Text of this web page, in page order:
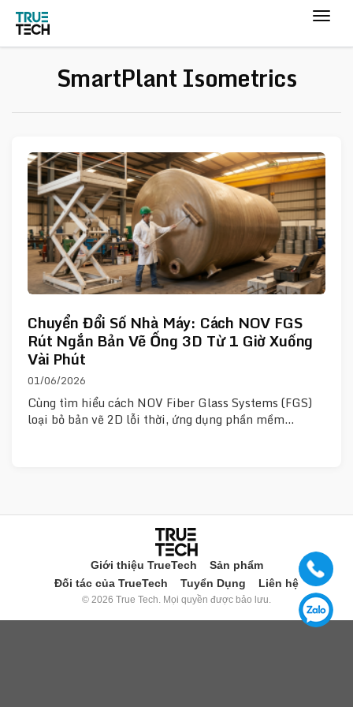
SmartPlant Isometrics
Chuyển Đổi Số Nhà Máy: Cách NOV FGS
Rút Ngắn Bản Vẽ Ống 3D Từ 1 Giờ Xuống
Vài Phút
01/06/2026
Cùng tìm hiểu cách NOV Fiber Glass Systems (FGS)
loại bỏ bản vẽ 2D lỗi thời, ứng dụng phần mềm…
Giới thiệu TrueTech
Sản phẩm
Đối tác của TrueTech
Tuyển Dụng Liên hệ
© 2026 True Tech. Mọi quyền được bảo lưu.